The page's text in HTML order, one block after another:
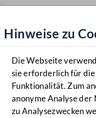
Hilfe
Benutzer
Navigationsmenü
MENÜ
Hinweise zu
Die Webseite
sie erforderlich für
Funktionalität. Zum
anonyme Analyse
zu Analysezwecken